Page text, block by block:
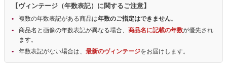
【ヴィンテージ（年数表記）に関するご注意】
複数の年数表記がある商品は年数のご指定はできません。
商品名と画像の年数表記が異なる場合、 商品名に記載の年数が優先され
ます。
年数表記がない場合は、 最新のヴィンテージをお届けします。